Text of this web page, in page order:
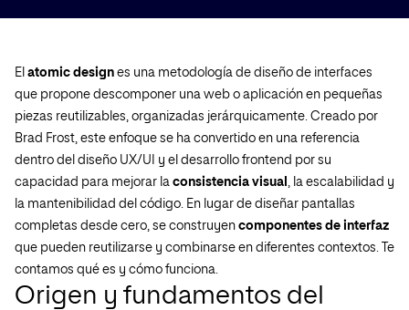
El atomic design es una metodología de diseño de interfaces
que propone descomponer una web o aplicación en pequeñas
piezas reutilizables, organizadas jerárquicamente. Creado por
Brad Frost, este enfoque se ha convertido en una referencia
dentro del diseño UX/UI y el desarrollo frontend por su
capacidad para mejorar la consistencia visual , la escalabilidad y
la mantenibilidad del código. En lugar de diseñar pantallas
completas desde cero, se construyen componentes de interfaz
que pueden reutilizarse y combinarse en diferentes contextos. Te
contamos qué es y cómo funciona.
Origen y fundamentos del